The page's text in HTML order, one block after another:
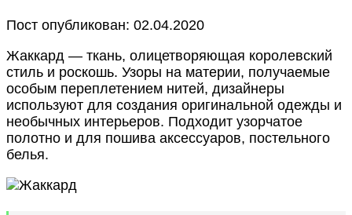
Пост опубликован: 02.04.2020
Жаккард — ткань, олицетворяющая королевский
стиль и роскошь. Узоры на материи, получаемые
особым переплетением нитей, дизайнеры
используют для создания оригинальной одежды и
необычных интерьеров. Подходит узорчатое
полотно и для пошива аксессуаров, постельного
белья.